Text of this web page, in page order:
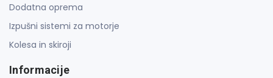
Dodatna oprema
Izpušni sistemi za motorje
Kolesa in skiroji
Informacije